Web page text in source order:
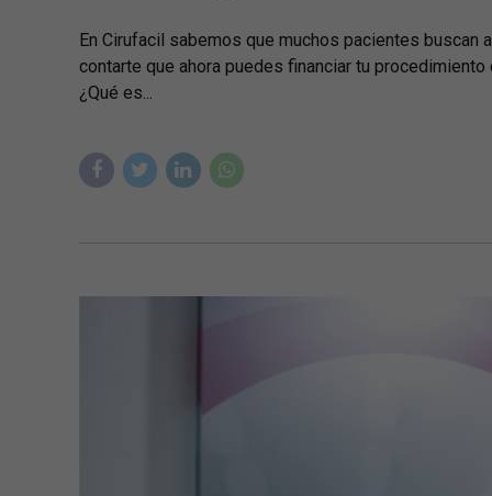
En Cirufacil sabemos que muchos pacientes buscan
contarte que ahora puedes financiar tu
¿Qué es...